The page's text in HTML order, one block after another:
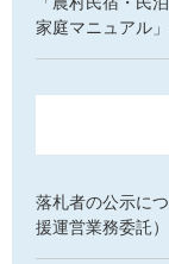
家庭マニュアル
落札者の公示に
援運営業務委託）